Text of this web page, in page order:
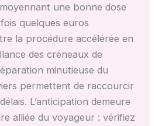
une bonne dose
quelques euros
la procédure accélérée en
des créneaux de
minutieuse du
permettent de raccourcir
L’anticipation demeure
alliée du voyageur : vérifiez